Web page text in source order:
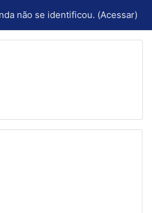
não se identificou. (Acessar)